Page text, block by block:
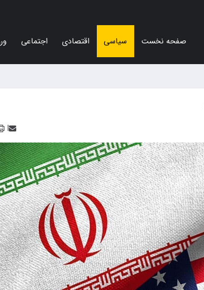
صفحه نخست سیاسی اقتصادی اجتماعی
|